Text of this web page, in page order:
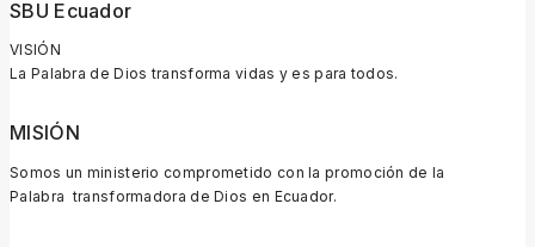
SBU Ecuador
VISIÓN
La Palabra de Dios transforma vidas y es para todos.
MISIÓN
Somos un ministerio comprometido con la promoción de la
Palabra transformadora de Dios en Ecuador.